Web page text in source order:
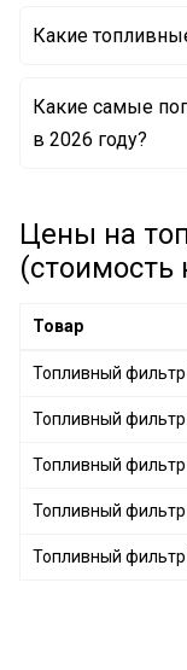
Какие
Топливный
Топливный
Какие самые
в 2026 году?
Цены на
(стоимость
Товар
Топливный фильтр
Топливный фильтр
Топливный фильтр
Топливный фильтр
Топливный фильтр